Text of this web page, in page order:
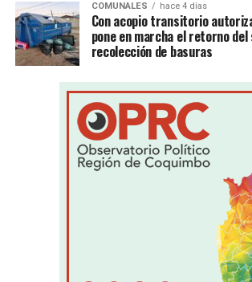
COMUNALES hace 4 días
Con acopio transitorio
pone en marcha el retorno
recolección de basuras